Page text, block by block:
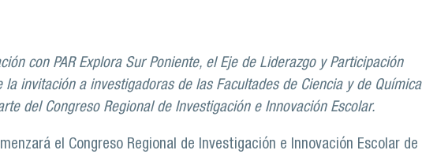
con PAR Explora Sur Poniente, el Eje de Liderazgo y Participación
la invitación a investigadoras de las Facultades de Ciencia y de Química
del Congreso Regional de Investigación e Innovación Escolar.
el Congreso Regional de Investigación e Innovación Escolar de